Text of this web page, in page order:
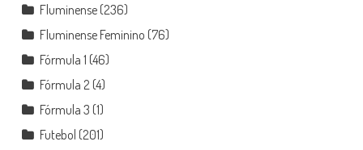
Fluminense(236)
Fluminense Feminino (76)
Fórmula 1 (46)
Fórmula 2 (4)
Fórmula 3 (1)
Futebol (201)